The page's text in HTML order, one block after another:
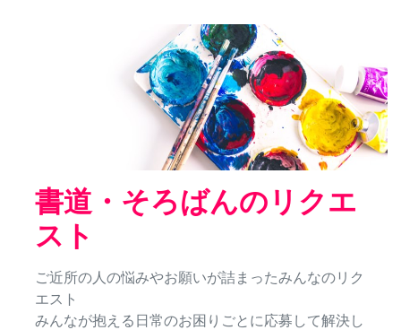
書道・そろばんのリクエ
スト
ご近所の人の悩みやお願いが詰まったみんなのリク
エスト
みんなが抱える日常のお困りごとに応募して解決し